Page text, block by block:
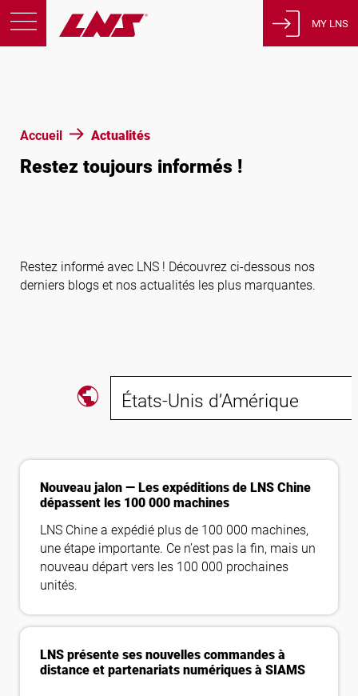
Accueil Actualités
Restez toujours informés !
Restez informé avec LNS ! Découvrez ci-dessous nos
derniers blogs et nos actualités les plus marquantes.
public États-Unis d’Amérique
Nouveau jalon — Les expéditions de LNS Chine
dépassent les 100 000 machines
LNS Chine a expédié plus de 100 000 machines,
une étape importante. Ce n’est pas la fin, mais un
nouveau départ vers les 100 000 prochaines
unités.
LNS présente ses nouvelles commandes à
distance et partenariats numériques à SIAMS
Carrières
MY LNS